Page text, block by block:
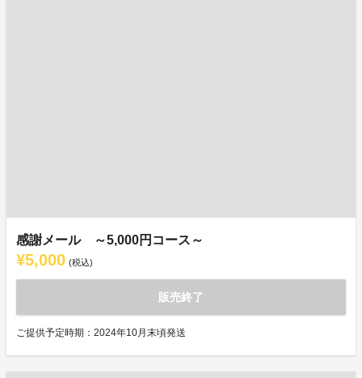
感謝メール ～5,000円コース～
¥5,000 (税込)
販売終了
ご提供予定時期：2024年10月末頃発送